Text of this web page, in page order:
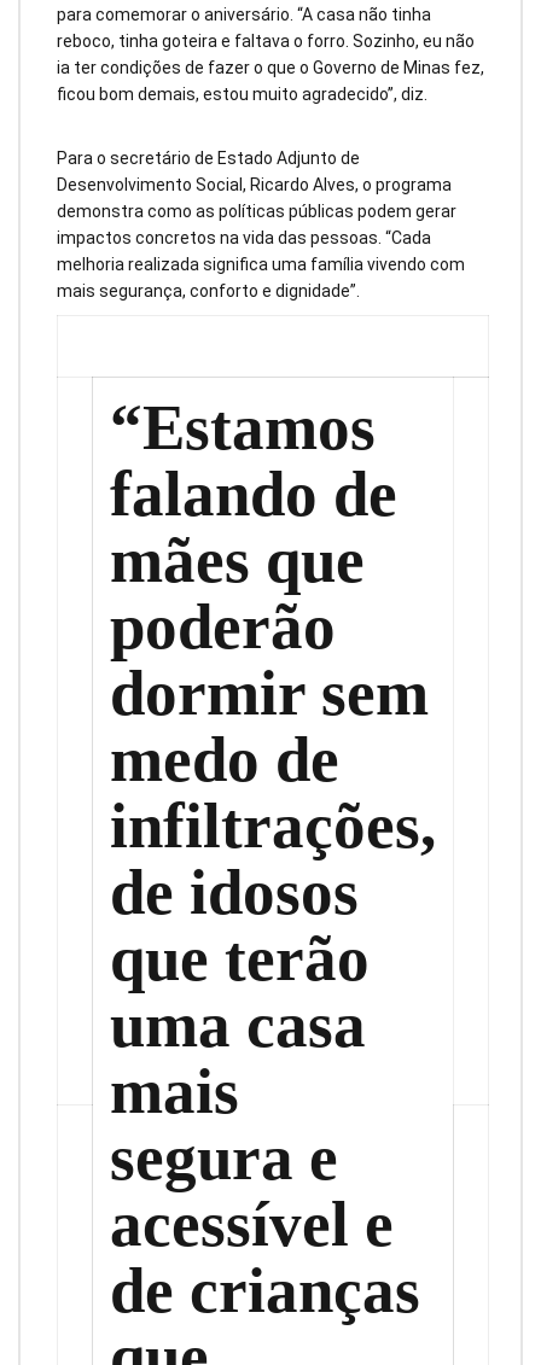
para comemorar o aniversário. “A casa não tinha
reboco, tinha goteira e faltava o forro. Sozinho, eu não
ia ter condições de fazer o que o Governo de Minas fez,
ficou bom demais, estou muito agradecido”, diz.
Para o secretário de Estado Adjunto de
Desenvolvimento Social, Ricardo Alves, o programa
demonstra como as políticas públicas podem gerar
impactos concretos na vida das pessoas. “Cada
melhoria realizada significa uma família vivendo com
mais segurança, conforto e dignidade”.
“Estamos
falando de
mães que
poderão
dormir sem
medo de
infiltrações,
de idosos
que terão
uma casa
mais
segura e
acessível e
de crianças